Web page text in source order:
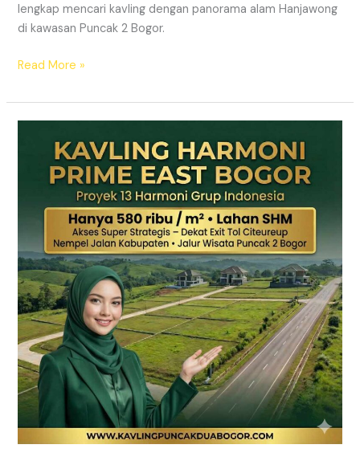
lengkap mencari kavling dengan panorama alam Hanjawong
di kawasan Puncak 2 Bogor.
Read More »
Puncak
Jalur
Wisata